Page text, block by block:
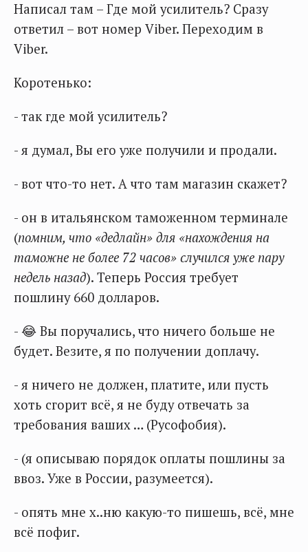
Написал там – Где мой усилитель? Сразу
ответил – вот номер Viber. Переходим в
Viber.
Коротенько:
- так где мой усилитель?
- я думал, Вы его уже получили и продали.
- вот что-то нет. А что там магазин скажет?
- он в итальянском таможенном терминале
(помним, что «дедлайн» для «нахождения на
таможне не более 72 часов» случился уже пару
недель назад). Теперь Россия требует
пошлину 660 долларов.
- 😂 Вы поручались, что ничего больше не
будет. Везите, я по получении доплачу.
- я ничего не должен, платите, или пусть
хоть сгорит всё, я не буду отвечать за
требования ваших … (Русофобия).
- (я описываю порядок оплаты пошлины за
ввоз. Уже в России, разумеется).
- опять мне х..ню какую-то пишешь, всё, мне
всё пофиг.